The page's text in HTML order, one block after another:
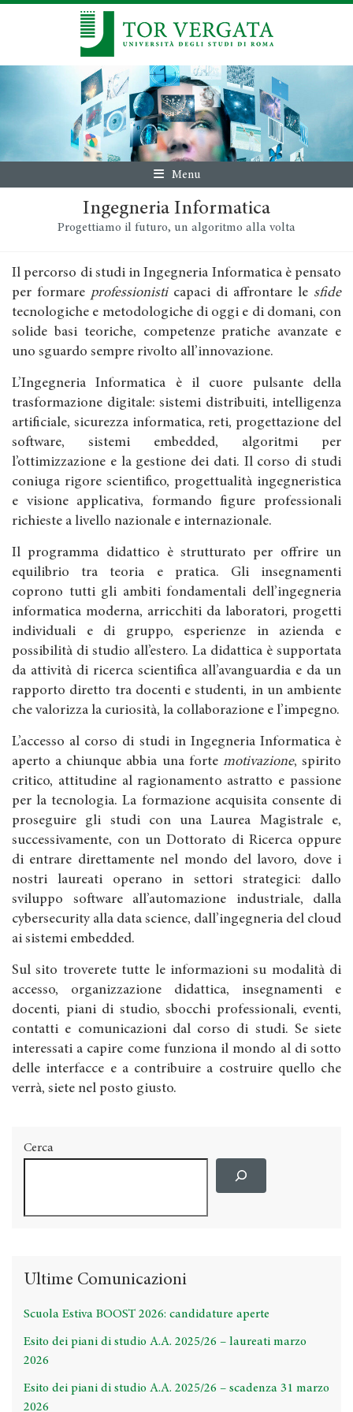
Menu
Ingegneria Informatica
Progettiamo il futuro, un algoritmo alla volta
Il percorso di studi in Ingegneria Informatica è pensato
per formare professionisticapaci di affrontare le sfide
tecnologiche e metodologiche di oggi e di domani, con
solide basi teoriche, competenze pratiche avanzate e
uno sguardo sempre rivolto all’innovazione.
L’Ingegneria Informatica è il cuore pulsante della
trasformazione digitale: sistemi distribuiti, intelligenza
artificiale, sicurezza informatica, reti, progettazione del
software, sistemi embedded, algoritmi per
l’ottimizzazione e la gestione dei dati. Il corso di studi
coniuga rigore scientifico, progettualità ingegneristica
e visione applicativa, formando figure professionali
richieste a livello nazionale e internazionale.
Il programma didattico è strutturato per offrire un
equilibrio tra teoria e pratica. Gli insegnamenti
coprono tutti gli ambiti fondamentali dell’ingegneria
informatica moderna, arricchiti da laboratori, progetti
individuali e di gruppo, esperienze in azienda e
possibilità di studio all’estero. La didattica è supportata
da attività di ricerca scientifica all’avanguardia e da un
rapporto diretto tra docenti e studenti, in un ambiente
che valorizza la curiosità, la collaborazione e l’impegno.
L’accesso al corso di studi in Ingegneria Informatica è
aperto a chiunque abbia una forte motivazione, spirito
critico, attitudine al ragionamento astratto e passione
per la tecnologia. La formazione acquisita consente di
proseguire gli studi con una Laurea Magistrale e,
successivamente, con un Dottorato di Ricerca oppure
di entrare direttamente nel mondo del lavoro, dove i
nostri laureati operano in settori strategici: dallo
sviluppo software all’automazione industriale, dalla
cybersecurity alla data science, dall’ingegneria del cloud
ai sistemi embedded.
Sul sito troverete tutte le informazioni su modalità di
accesso, organizzazione didattica, insegnamenti e
docenti, piani di studio, sbocchi professionali, eventi,
contatti e comunicazioni dal corso di studi. Se siete
interessati a capire come funziona il mondo al di sotto
delle interfacce e a contribuire a costruire quello che
verrà, siete nel posto giusto.
Cerca
Ultime Comunicazioni
Scuola Estiva BOOST 2026: candidature aperte
Esito dei piani di studio A.A. 2025/26 – laureati marzo
2026
Esito dei piani di studio A.A. 2025/26 – scadenza 31 marzo
2026